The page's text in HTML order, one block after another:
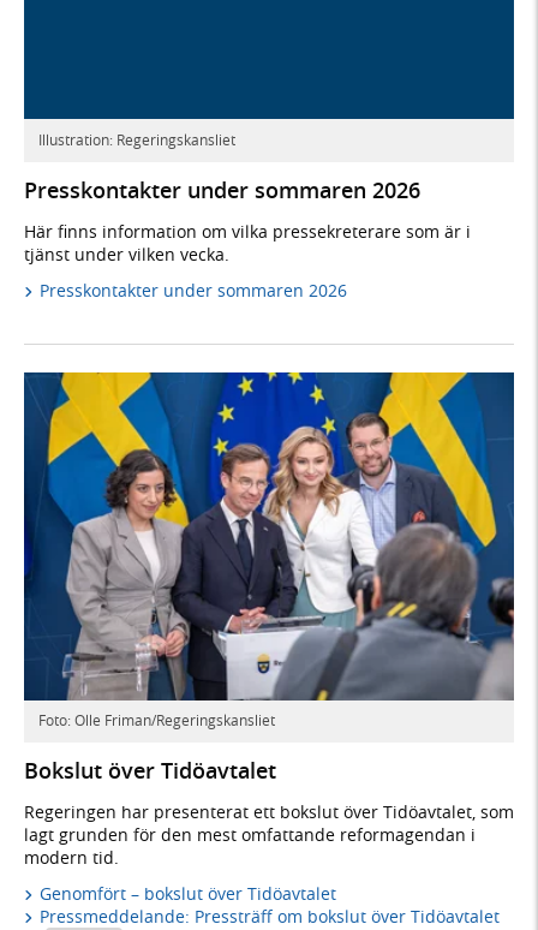
Illustration: Regeringskansliet
Presskontakter under sommaren 2026
Här finns information om vilka pressekreterare som är i
tjänst under vilken vecka.
Presskontakter under sommaren 2026
Foto: Olle Friman/Regeringskansliet
Bokslut över Tidöavtalet
Regeringen har presenterat ett bokslut över Tidöavtalet, som
lagt grunden för den mest omfattande reformagendan i
modern tid.
Genomfört – bokslut över Tidöavtalet
Pressmeddelande: Pressträff om bokslut över Tidöavtalet